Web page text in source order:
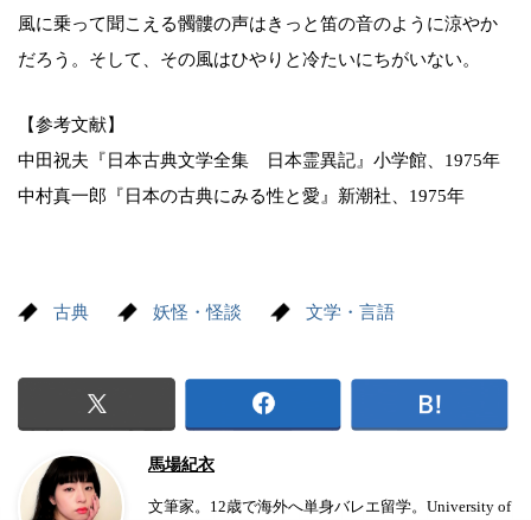
風に乗って聞こえる髑髏の声はきっと笛の音のように涼やか
だろう。そして、その風はひやりと冷たいにちがいない。
【参考文献】
中田祝夫『日本古典文学全集 日本霊異記』小学館、1975年
中村真一郎『日本の古典にみる性と愛』新潮社、1975年
古典 妖怪・怪談 文学・言語
馬場紀衣
文筆家。12歳で海外へ単身バレエ留学。University of